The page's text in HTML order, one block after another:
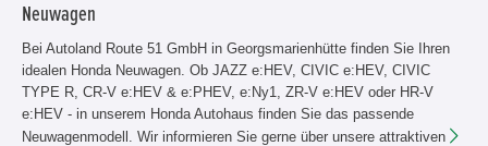
Angebote
Service & Zubehör
Neuwagen
Bei Autoland Route 51 GmbH in Georgsmarienhütte finden Sie Ihren
idealen Honda Neuwagen. Ob JAZZ e:HEV, CIVIC e:HEV, CIVIC
TYPE R, CR-V e:HEV & e:PHEV, e:Ny1, ZR-V e:HEV oder HR-V
e:HEV - in unserem Honda Autohaus finden Sie das passende
Neuwagenmodell. Wir informieren Sie gerne über unsere attraktiven